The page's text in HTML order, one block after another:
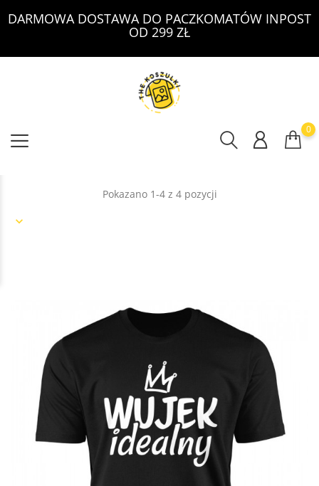
DARMOWA DOSTAWA DO PACZKOMATÓW INPOST
OD 299 ZŁ
0
Pokazano 1-4 z 4 pozycji